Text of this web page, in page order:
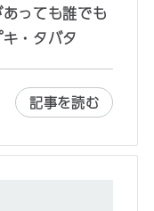
っても誰でも
・タバタ
記事を読む